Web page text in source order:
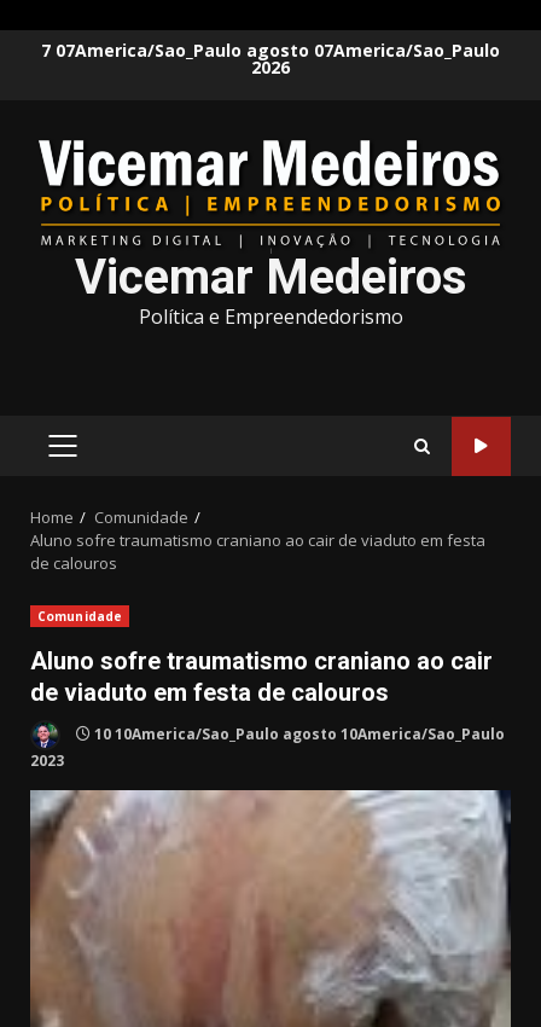
7 07America/Sao_Paulo agosto 07America/Sao_Paulo
2026
Vicemar Medeiros
Política e Empreendedorismo
PRIMARY
Home
Comunidade
Aluno sofre traumatismo craniano ao cair de viaduto em festa
de calouros
Comunidade
Aluno sofre traumatismo craniano ao cair
de viaduto em festa de calouros
10 10America/Sao_Paulo agosto 10America/Sao_Paulo
2023